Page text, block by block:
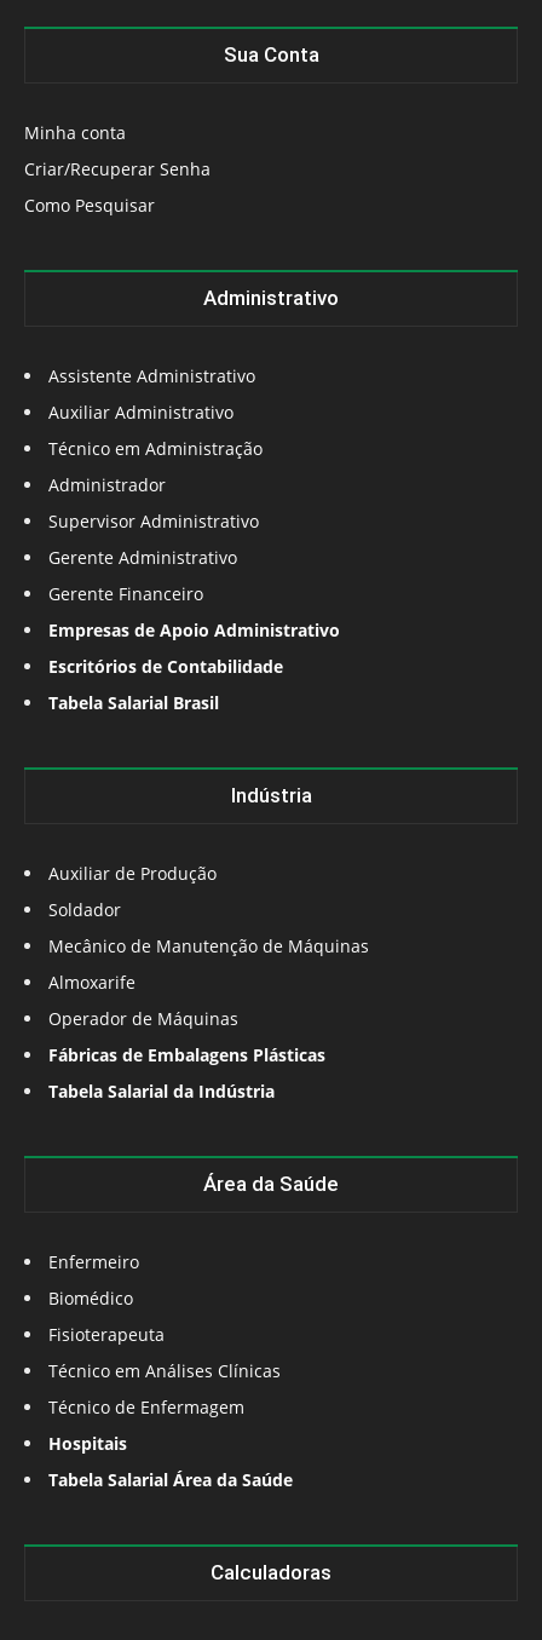
Sua Conta
Minha conta
Criar/Recuperar Senha
Como Pesquisar
Administrativo
Assistente Administrativo
Auxiliar Administrativo
Técnico em Administração
Administrador
Supervisor Administrativo
Gerente Administrativo
Gerente Financeiro
Empresas de Apoio Administrativo
Escritórios de Contabilidade
Tabela Salarial Brasil
Indústria
Auxiliar de Produção
Soldador
Mecânico de Manutenção de Máquinas
Almoxarife
Operador de Máquinas
Fábricas de Embalagens Plásticas
Tabela Salarial da Indústria
Área da Saúde
Enfermeiro
Biomédico
Fisioterapeuta
Técnico em Análises Clínicas
Técnico de Enfermagem
Hospitais
Tabela Salarial Área da Saúde
Calculadoras